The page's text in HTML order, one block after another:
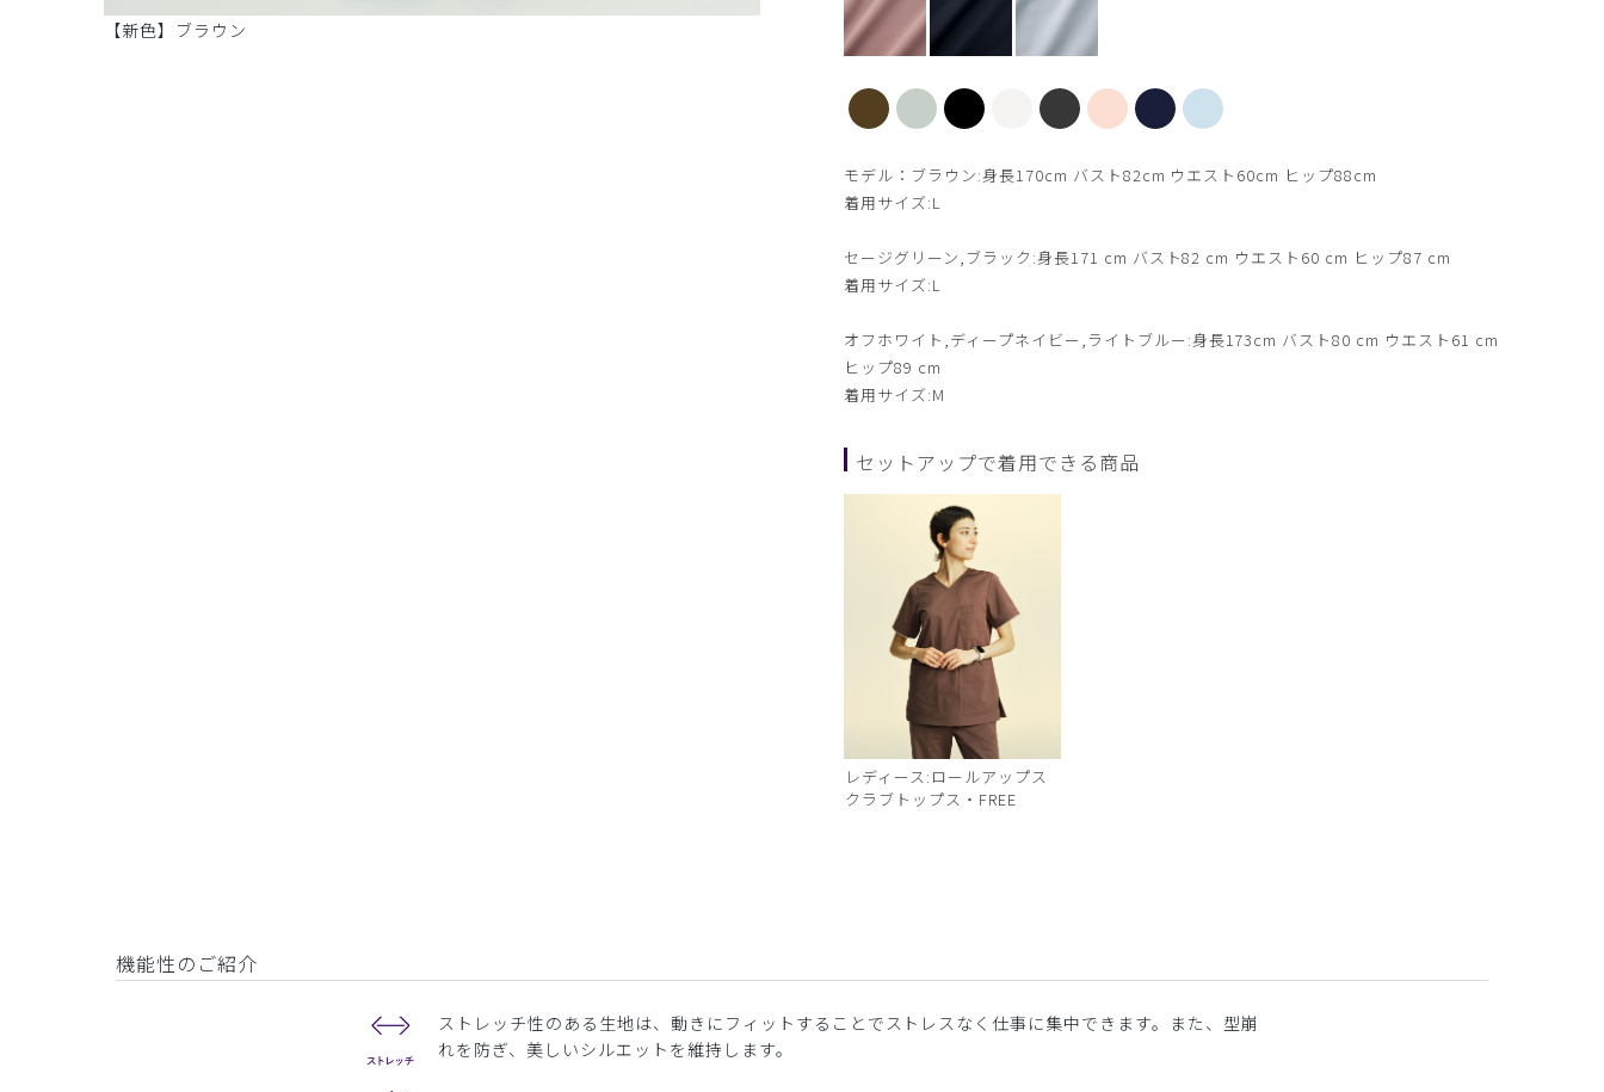
【新色】ブラウン 【新色】セージグリーン
モデル：ブラウン:身長170cm バスト82cm ウエスト60cm ヒップ88cm
着用サイズ:L
セージグリーン,ブラック:身長171 cm バスト82 cm ウエスト60 cm ヒップ87 cm
着用サイズ:L
オフホワイト,ディープネイビー,ライトブルー:身長173cm バスト80 cm ウエスト61 cm
ヒップ89 cm
着用サイズ:M
セットアップで着用できる商品
レディース:ロールアップス
クラブトップス・FREE
機能性のご紹介
ストレッチ性のある生地は、動きにフィットすることでストレスなく仕事に集中できます。また、型崩
れを防ぎ、美しいシルエットを維持します。